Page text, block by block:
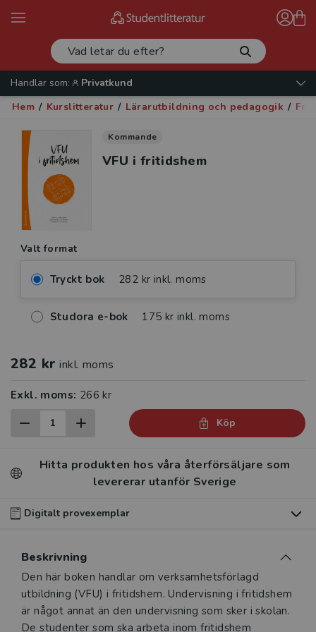
Handlar som:
Privatkund
Hem / Kurslitteratur / Lärarutbildning och pedagogik /
Kommande
VFU i fritidshem
Valt format
Tryckt bok 282 kr inkl. moms
Studora e-bok 175 kr inkl. moms
282 kr inkl. moms
Exkl. moms: 266 kr
Köp
Hitta produkten hos våra återförsäljare som
levererar utanför Sverige
Digitalt provexemplar
digitalt provexemplar av den här produkten
Våra digitala provexemplar tillhandahålls via Studora.se
och ger dig tillgång till boken under 180 dagar. Observera
att erbjudandet endast gäller relevanta produkter för din
Beskrivning
Beskrivning
Den här boken handlar om verksamhetsförlagd
utbildning (VFU) i fritidshem. Undervisning i fritidshem
är något annat än den undervisning som sker i skolan.
De studenter som ska arbeta inom fritidshem